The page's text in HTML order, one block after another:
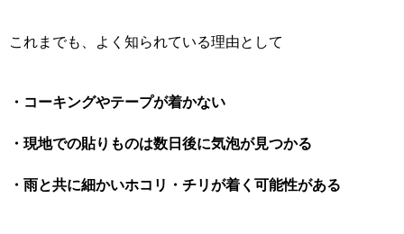
これまでも、よく知られている理由として
・コーキングやテープが着かない
・現地での貼りものは数日後に気泡が見つかる
・雨と共に細かいホコリ・チリが着く可能性がある